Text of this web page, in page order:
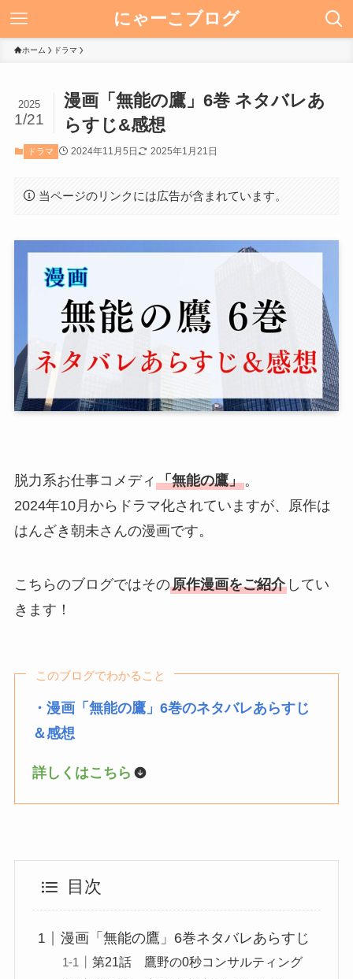
にゃーこブログ
ホーム ドラマ
漫画「無能の鷹」6巻 ネタバレあ
らすじ&感想
2025
1/21
ドラマ 2024年11月5日 2025年1月21日
当ページのリンクには広告が含まれています。
脱力系お仕事コメディ 「無能の鷹」。
2024年10月からドラマ化されていますが、原作は
はんざき朝未さんの漫画です。
こちらのブログではその原作漫画をご紹介してい
きます！
このブログでわかること
・漫画「無能の鷹」6巻のネタバレあらすじ
＆感想
詳しくはこちら
目次
漫画「無能の鷹」6巻ネタバレあらすじ
第21話 鷹野の0秒コンサルティング